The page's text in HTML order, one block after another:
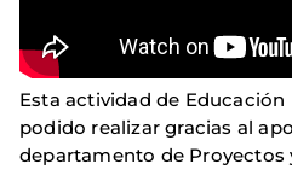
Esta actividad de Educación
podido realizar gracias al
departamento de Proyectos